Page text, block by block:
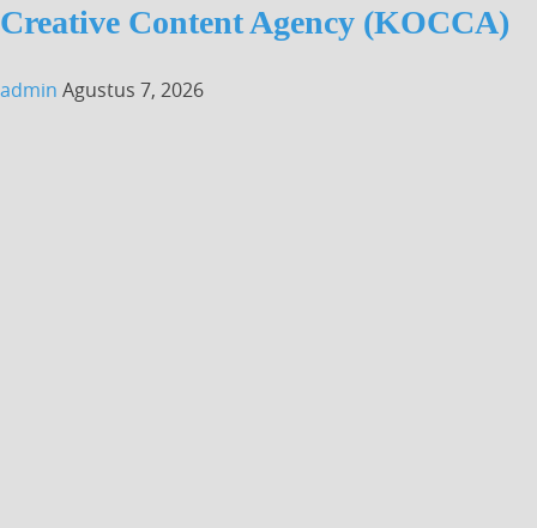
Creative Content Agency (KOCCA)
admin Agustus 7, 2026